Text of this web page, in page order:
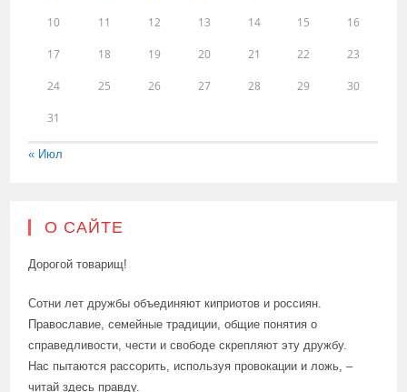
10 11 12 13 14 15 16
17 18 19 20 21 22 23
24 25 26 27 28 29 30
31
« Июл
О САЙТЕ
Дорогой товарищ!
Сотни лет дружбы объединяют киприотов и россиян.
Православие, семейные традиции, общие понятия о
справедливости, чести и свободе скрепляют эту дружбу.
Нас пытаются рассорить, используя провокации и ложь, –
читай здесь правду.